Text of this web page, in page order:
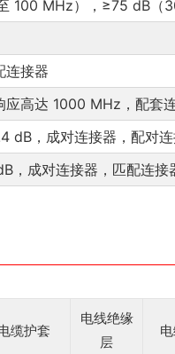
100 MHz），≥75 dB（
连接器
应高达 1000 MHz，配套
dB，成对连接器，配对
，成对连接器，匹配连接
缆护套
电线绝缘
层